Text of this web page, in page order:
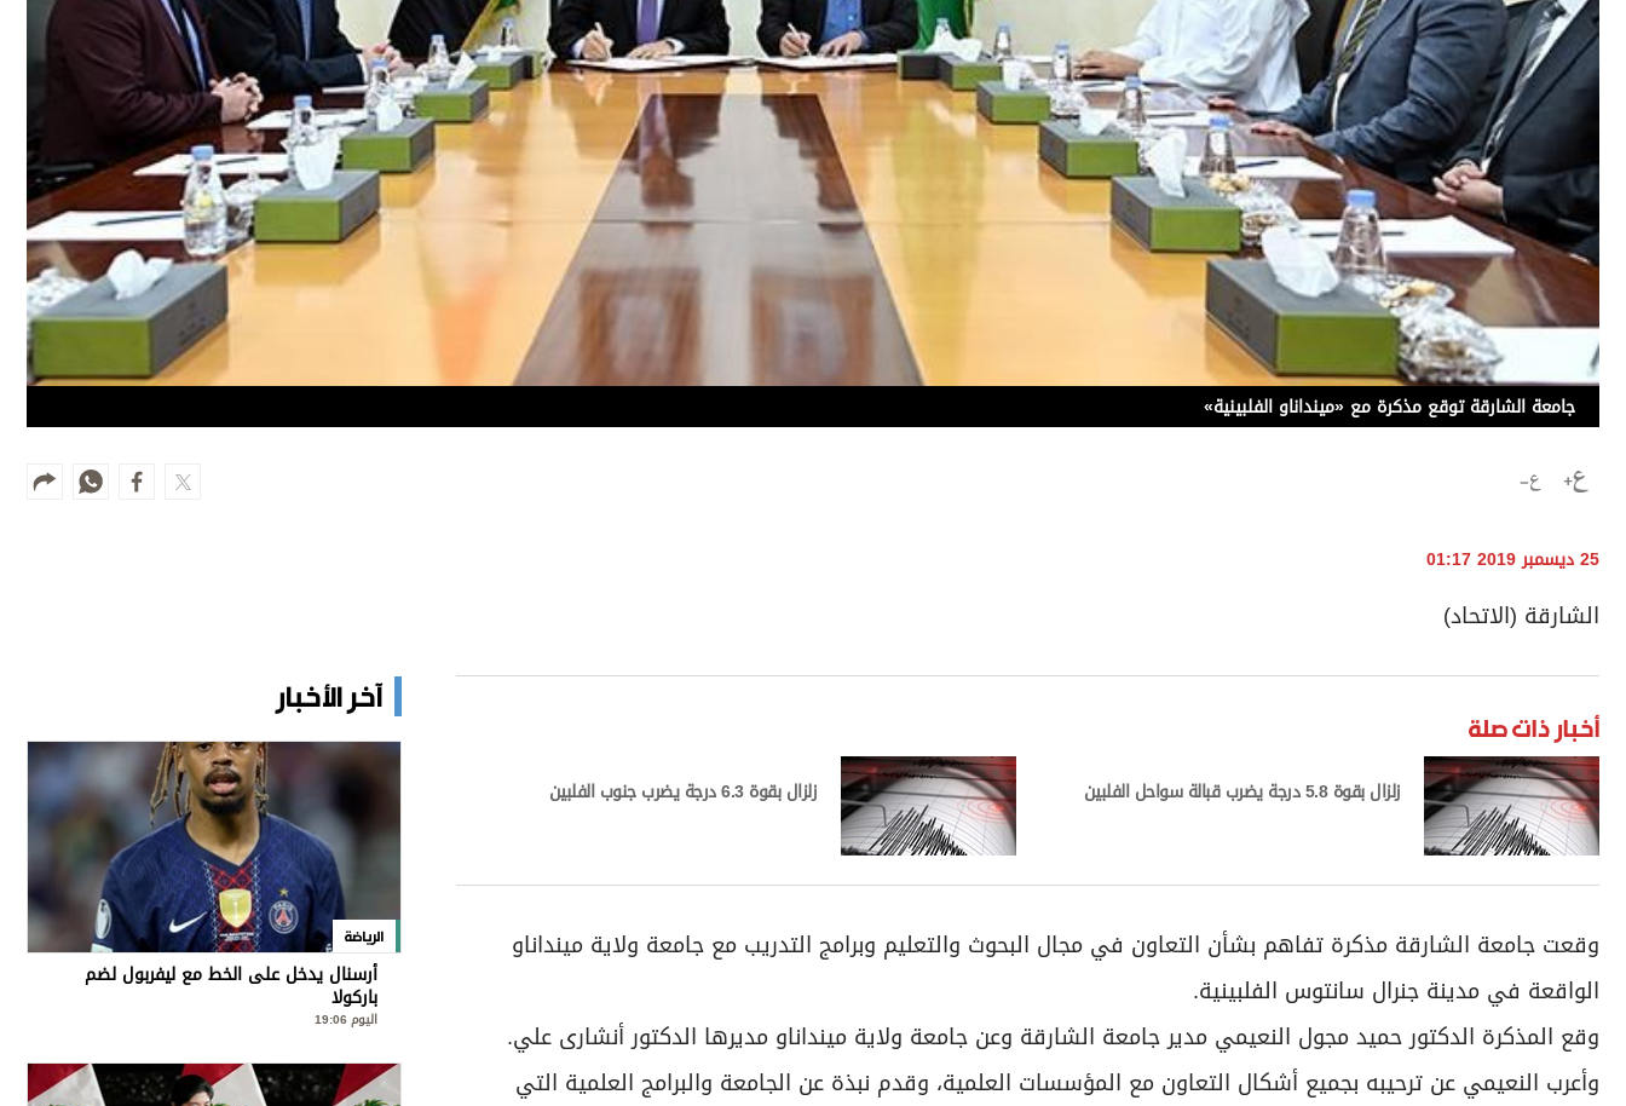
عدد اليوم
مواقيت الصلاة
الأحوال الجوية
جامعة الشارقة توقع مذكرة مع «مينداناو الفلبينية»
25 ديسمبر 2019 01:17
الشارقة (الاتحاد)
أخبار ذات صلة
زلزال بقوة 5.8 درجة يضرب قبالة سواحل الفلبين زلزال بقوة 6.3 درجة يضرب جنوب الفلبين
وقعت جامعة الشارقة مذكرة تفاهم بشأن التعاون في مجال البحوث والتعليم وبرامج التدريب مع جامعة ولاية مينداناو
الواقعة في مدينة جنرال سانتوس الفلبينية.
وقع المذكرة الدكتور حميد مجول النعيمي مدير جامعة الشارقة وعن جامعة ولاية مينداناو مديرها الدكتور أنشارى علي.
وأعرب النعيمي عن ترحيبه بجميع أشكال التعاون مع المؤسسات العلمية، وقدم نبذة عن الجامعة والبرامج العلمية التي
آخر الأخبار
الرياضة
أرسنال يدخل على الخط مع ليفربول لضم
باركولا
اليوم 19:06